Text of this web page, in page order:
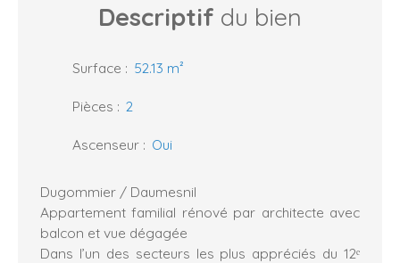
Descriptif du bien
Surface : 52.13 m²
Pièces : 2
Ascenseur : Oui
Dugommier / Daumesnil
Appartement familial rénové par architecte avec
balcon et vue dégagée
Dans l’un des secteurs les plus appréciés du 12ᵉ